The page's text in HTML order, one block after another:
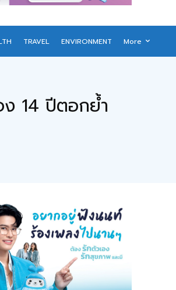
TRAVEL ENVIRONMENT More
ง 14 ปีตอกย้ำ